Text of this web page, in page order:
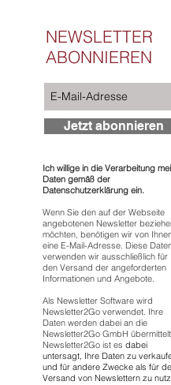
NEWSLETTER
ABONNIEREN
Jetzt abonnieren
Ich willige in die Verarbeitung
Daten gemäß der
Datenschutzerklärung ein.
Wenn Sie den auf der Webseite
angebotenen Newsletter
möchten, benötigen wir von
eine E-Mail-Adresse. Diese
verwenden wir ausschließlich für
den Versand der angeforderten
Informationen und Angebote.
Als Newsletter Software wird
Newsletter2Go verwendet. Ihre
Daten werden dabei an die
Newsletter2Go GmbH
Newsletter2Go ist es dabei
untersagt, Ihre Daten zu
und für andere Zwecke als für
Versand von Newslettern zu